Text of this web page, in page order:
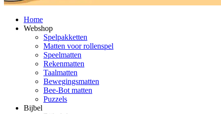
Home
Webshop
Spelpakketten
Matten voor rollenspel
Speelmatten
Rekenmatten
Taalmatten
Bewegingsmatten
Bee-Bot matten
Puzzels
Bijbel